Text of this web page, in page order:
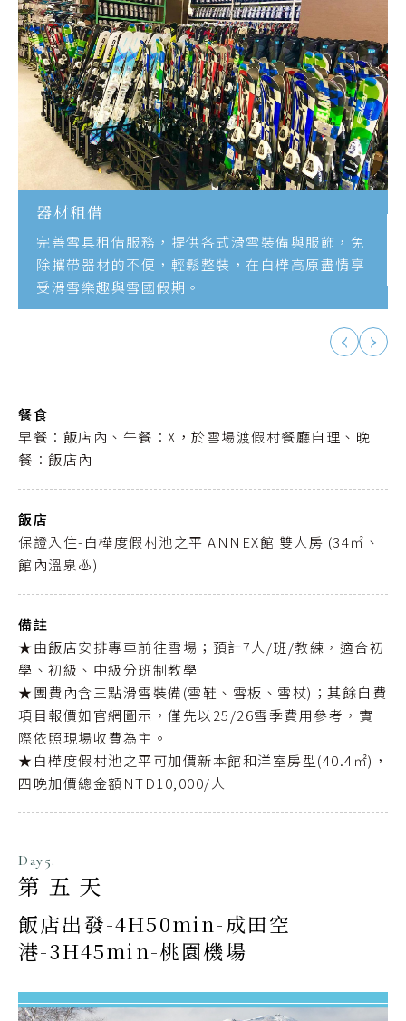
器材租借
完善雪具租借服務，提供各式滑雪裝備與服飾，免
除攜帶器材的不便，輕鬆整裝，在白樺高原盡情享
受滑雪樂趣與雪國假期。
餐食
早餐：飯店內、午餐：X，於雪場渡假村餐廳自理、晚
餐：飯店內
飯店
保證入住-白樺度假村池之平 ANNEX館 雙人房 (34㎡、
館內溫泉♨️)
備註
★由飯店安排專車前往雪場；預計7人/班/教練，適合初
學、初級、中級分班制教學
★團費內含三點滑雪裝備(雪鞋、雪板、雪杖)；其餘自費
項目報價如官網圖示，僅先以25/26雪季費用參考，實
際依照現場收費為主。
★白樺度假村池之平可加價新本館和洋室房型(40.4㎡)，
四晚加價總金額NTD10,000/人
Day5.
第五天
飯店出發-4H50min-成田空
港-3H45min-桃園機場